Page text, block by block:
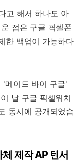
고 해서 하나도 아
점은 구글 픽셀폰
한 백업이 가능하다
'메이드 바이 구글'
날 구글 픽셀워치
동시에 공개되었습
제작 AP 텐서